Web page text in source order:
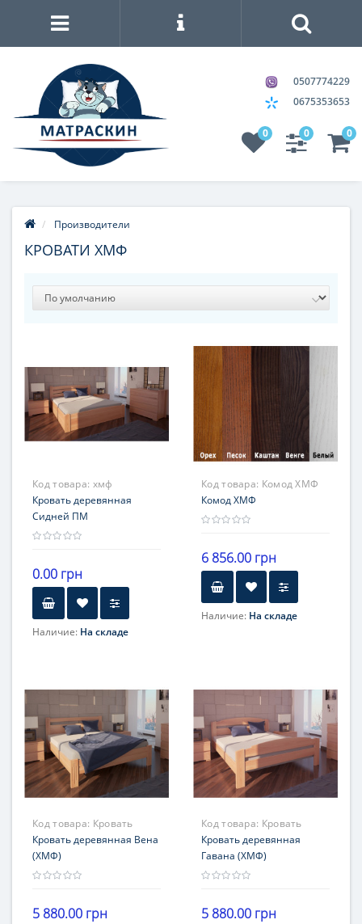
0507774229
0675353653
0 0 0
Производители
КРОВАТИ ХМФ
Код товара: хмф
Кровать деревянная
Сидней ПМ
0.00 грн
Наличие: На складе
Код товара: Комод ХМФ
Комод ХМФ
6 856.00 грн
Наличие: На складе
Код товара: Кровать
Вена
Кровать деревянная Вена
(ХМФ)
5 880.00 грн
Код товара: Кровать
Гавана
Кровать деревянная
Гавана (ХМФ)
5 880.00 грн